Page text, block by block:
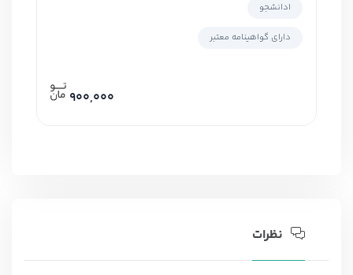
1دانشجو
دارای گواهینامه معتبر
900,000
نظرات